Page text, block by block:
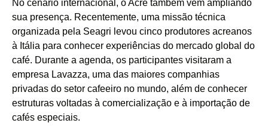
No cenário internacional, o Acre também vem ampliando
sua presença. Recentemente, uma missão técnica
organizada pela Seagri levou cinco produtores acreanos
à Itália para conhecer experiências do mercado global do
café. Durante a agenda, os participantes visitaram a
empresa Lavazza, uma das maiores companhias
privadas do setor cafeeiro no mundo, além de conhecer
estruturas voltadas à comercialização e à importação de
cafés especiais.